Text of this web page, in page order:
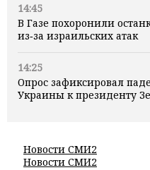
14:45
В Газе похоронили
из‑за израильских атак
14:25
Опрос зафиксировал
Украины к президенту
Новости СМИ2
Новости СМИ2